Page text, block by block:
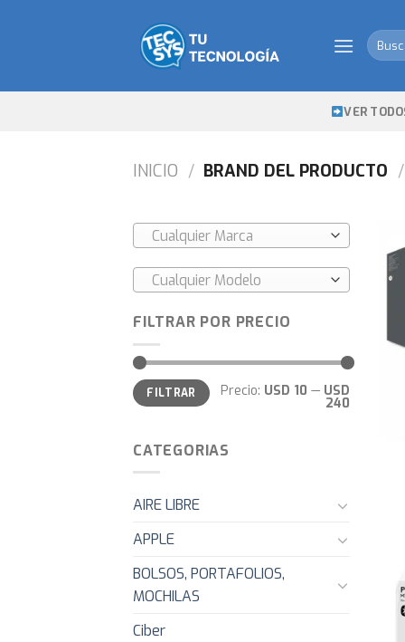
Buscar
por:
VER
INICIO / BRAND DEL PRODUCTO /
Cualquier Marca
Cualquier Modelo
FILTRAR POR PRECIO
Precio
mínimo
Precio
máximo
FILTRAR Precio: USD 10 — USD
240
CATEGORIAS
AIRE LIBRE
APPLE
BOLSOS, PORTAFOLIOS,
MOCHILAS
Ciber